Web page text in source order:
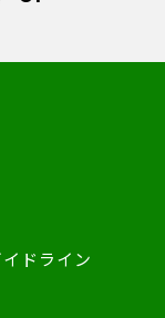
ドライン